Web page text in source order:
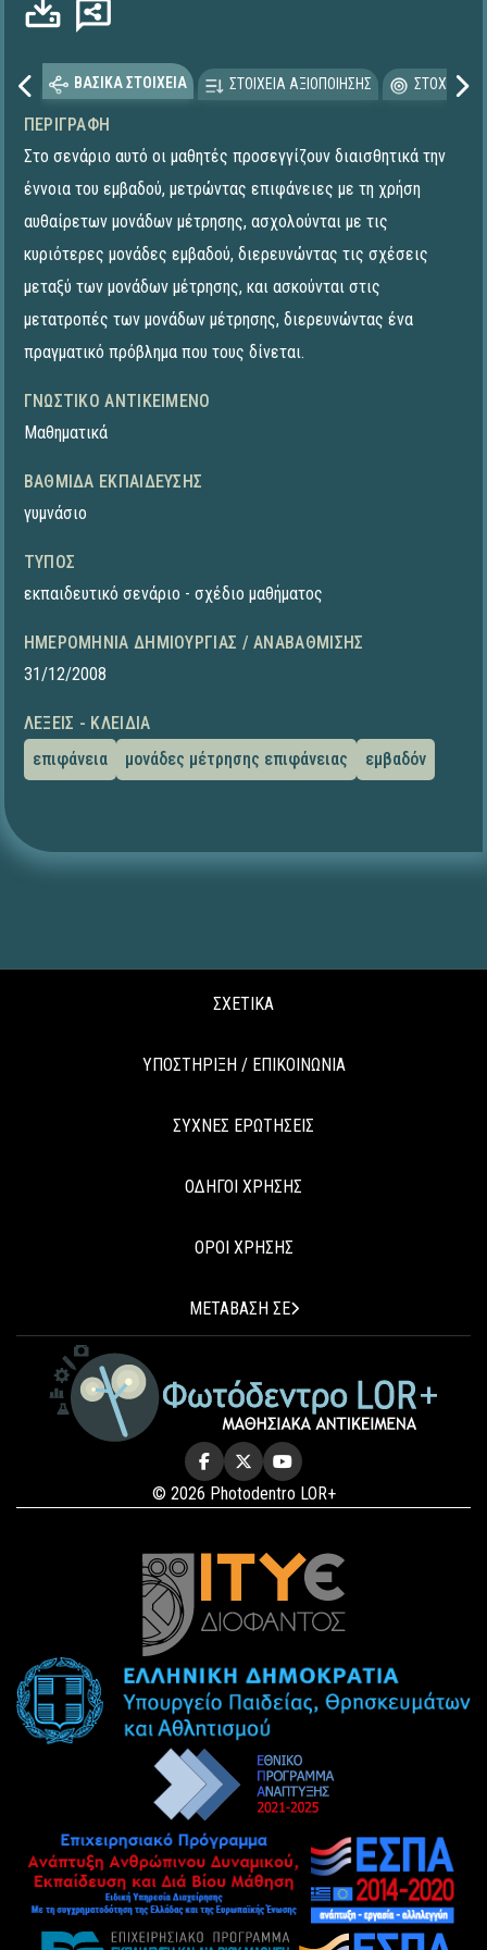
ΒΑΣΙΚΑ ΣΤΟΙΧΕΙΑ ΣΤΟΙΧΕΙΑ ΑΞΙΟΠΟΙΗΣΗΣ
ΠΕΡΙΓΡΑΦΉ
Στο σενάριο αυτό οι μαθητές προσεγγίζουν διαισθητικά την
έννοια του εμβαδού, μετρώντας επιφάνειες με τη χρήση
αυθαίρετων μονάδων μέτρησης, ασχολούνται με τις
κυριότερες μονάδες εμβαδού, διερευνώντας τις σχέσεις
μεταξύ των μονάδων μέτρησης, και ασκούνται στις
μετατροπές των μονάδων μέτρησης, διερευνώντας ένα
πραγματικό πρόβλημα που τους δίνεται.
ΓΝΩΣΤΙΚΌ ΑΝΤΙΚΕΊΜΕΝΟ
Μαθηματικά
ΒΑΘΜΊΔΑ ΕΚΠΑΊΔΕΥΣΗΣ
γυμνάσιο
ΤΎΠΟΣ
εκπαιδευτικό σενάριο - σχέδιο μαθήματος
ΗΜΕΡΟΜΗΝΊΑ ΔΗΜΙΟΥΡΓΊΑΣ / ΑΝΑΒΆΘΜΙΣΗΣ
31/12/2008
ΛΈΞΕΙΣ - ΚΛΕΙΔΙΆ
επιφάνεια
μονάδες μέτρησης επιφάνειας εμβαδόν
ΣΧΕΤΙΚΑ
ΥΠΟΣΤΗΡΙΞΗ / ΕΠΙΚΟΙΝΩΝΙΑ
ΣΥΧΝΕΣ ΕΡΩΤΗΣΕΙΣ
ΟΔΗΓΟΙ ΧΡΗΣΗΣ
ΟΡΟΙ ΧΡΗΣΗΣ
ΜΕΤΑΒΑΣΗ ΣΕ
© 2026 Photodentro LOR+